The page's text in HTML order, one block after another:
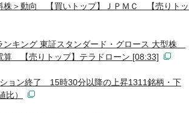
株＞動向 【買いトップ】ＪＰＭＣ 【売りトッ
ンキング 東証スタンダード・グロース 大型株
算 【売りトップ】テラドローン [08:33]
ョン終了 15時30分以降の上昇1311銘柄・下
比）